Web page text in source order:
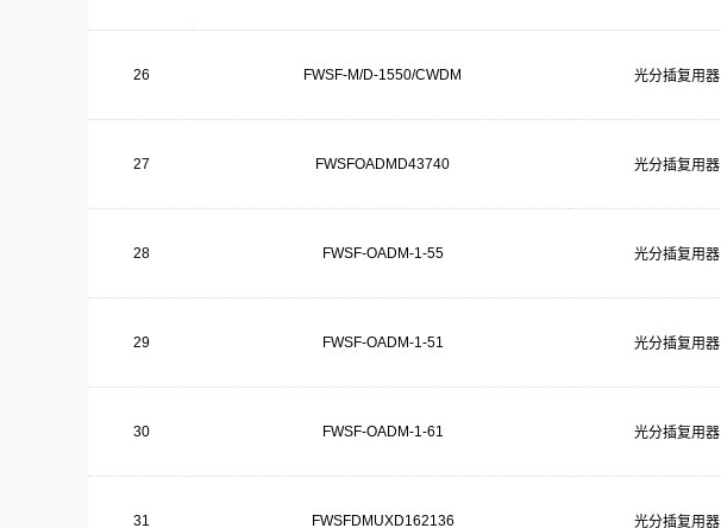
26 FWSF-M/D-1550/CWDM 光分插复用器
27 FWSFOADMD43740 光分插复用器
28 FWSF-OADM-1-55 光分插复用器
29 FWSF-OADM-1-51 光分插复用器
30 FWSF-OADM-1-61 光分插复用器
31 FWSFDMUXD162136 光分插复用器